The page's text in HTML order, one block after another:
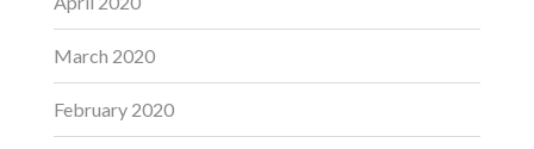
March 2020
February 2020